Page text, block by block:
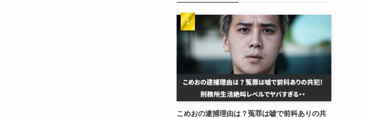
こめおの逮捕理由は？冤罪は嘘で前科ありの共